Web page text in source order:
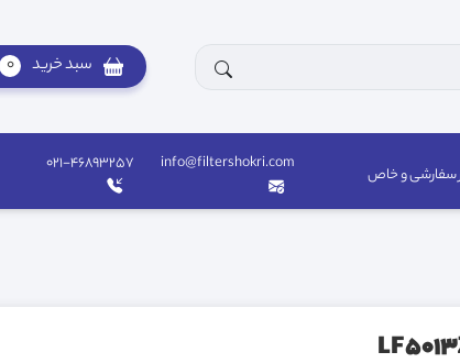
سبد خرید 0
سفارشی و خاص
info@filtershokri.com
021-46893257